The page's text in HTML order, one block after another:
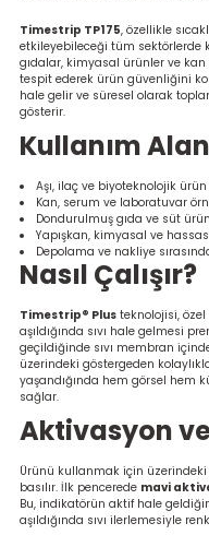
Cihazı
Cihazı
Ölçerler
Timestrip TP175, özellikle
etkileyebileceği tüm sektörlerde
gıdalar, kimyasal ürünler ve
tespit ederek ürün güvenliğini
hale gelir ve süresel olarak toplam
gösterir.
Kullanım
Aşı, ilaç ve biyoteknolojik ürün
Kan, serum ve laboratuvar
Dondurulmuş gıda ve süt
Yapışkan, kimyasal ve
Depolama ve nakliye
Nasıl Çalışır?
Timestrip® Plus teknolojisi, özel
aşıldığında sıvı hale gelmesi
geçildiğinde sıvı membran
üzerindeki göstergeden
yaşandığında hem görsel hem
sağlar.
Aktivasyon
Ürünü kullanmak için
basılır. İlk pencerede mavi
Bu, indikatörün aktif hale
aşıldığında sıvı ilerlemesiyle